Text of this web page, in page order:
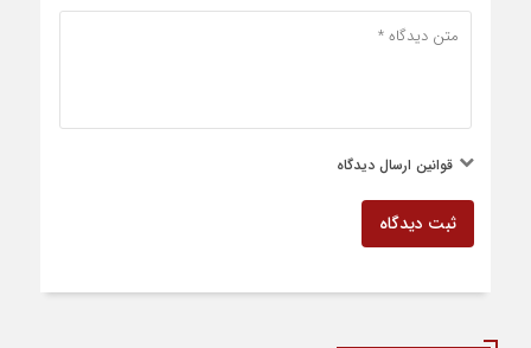
قوانین ارسال دیدگاه
ثبت دیدگاه